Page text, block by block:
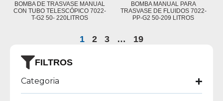
FILTROS
Categoria
BOMBA DE TRASVASE MANUAL
CON TUBO TELESCÓPICO 7022-
T-G2 50- 220LITROS
BOMBA MANUAL PARA
TRASVASE DE FLUIDOS 7022-
PP-G2 50-209 LITROS
1 2 3 … 19